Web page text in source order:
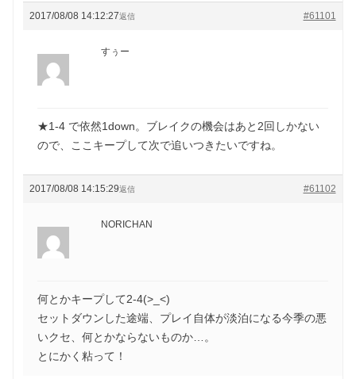
2017/08/08 14:12:27 #61101
返信
すぅー
★1-4 で依然1down。ブレイクの機会はあと2回しかない
ので、ここキープして次で追いつきたいですね。
2017/08/08 14:15:29 #61102
返信
NORICHAN
何とかキープして2-4(>_<)
セットダウンした途端、プレイ自体が淡泊になる今季の悪
いクセ、何とかならないものか…。
とにかく粘って！